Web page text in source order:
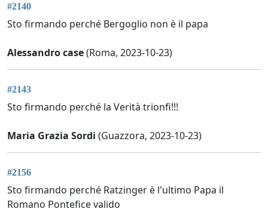
#2140
Sto firmando perché Bergoglio non è il papa
Alessandro case(Roma, 2023-10-23)
#2143
Sto firmando perché la Verità trionfi!!!
Maria Grazia Sordi (Guazzora, 2023-10-23)
#2156
Sto firmando perché Ratzinger è l'ultimo Papa il
Romano Pontefice valido